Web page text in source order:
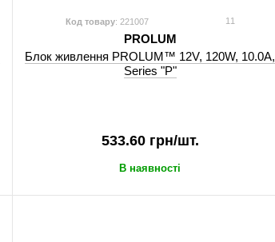
Код товару: 221007 11
PROLUM
Блок живлення PROLUM™ 12V, 120W, 10.0А,
Series "P"
533.60 грн/шт.
В наявності